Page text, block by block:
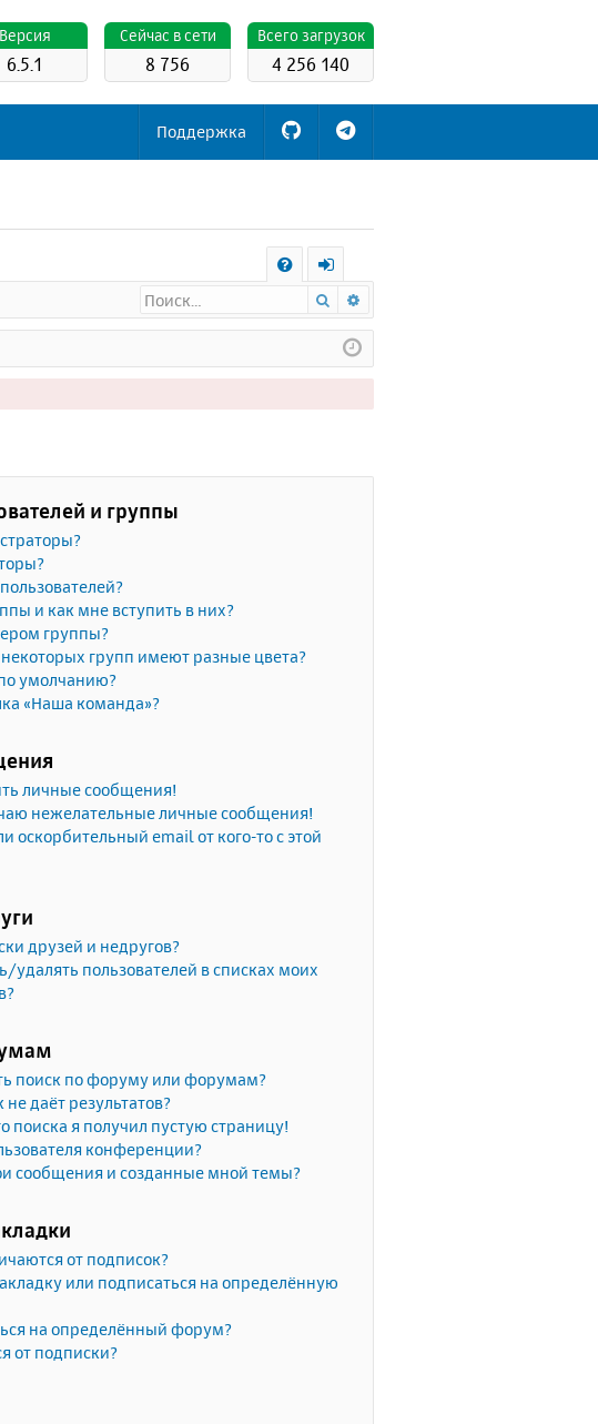
Всего загрузок
4 256 140
Cейчас в сети
8 756
Версия
6.5.1
Поддержка
Q
х
о
д
Поиск
и группы
и как мне вступить в них?
группы?
групп имеют разные цвета?
умолчанию?
«Наша команда»?
личные сообщения!
нежелательные личные сообщения!
оскорбительный email от кого-то с этой
друзей и недругов?
удалять пользователей в списках моих
поиск по форуму или форумам?
даёт результатов?
поиска я получил пустую страницу!
конференции?
сообщения и созданные мной темы?
от подписок?
или подписаться на определённую
на определённый форум?
от подписки?